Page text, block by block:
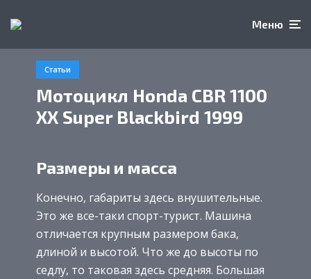
Меню
Статьи
Мотоцикл Honda CBR 1100
XX Super Blackbird 1999
Размеры и масса
Конечно, габариты здесь внушительные.
Это же все-таки спорт-турист. Машина
отличается крупным размером бака,
длиной и высотой. Что же до высоты по
седлу, то таковая здесь средняя. Большая